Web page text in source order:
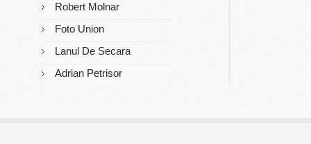
Robert Molnar
Foto Union
Lanul De Secara
Adrian Petrisor